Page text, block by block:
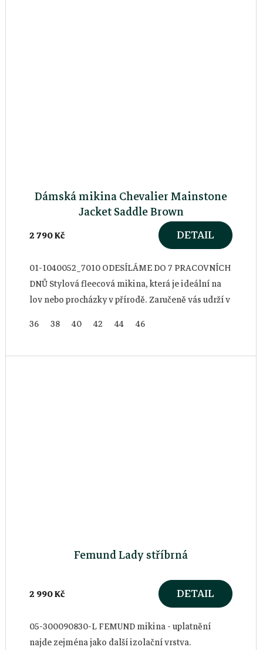
Dámská mikina Chevalier Mainstone
Jacket Saddle Brown
2 790 Kč DETAIL
01-1040052_7010 ODESÍLÁME DO 7 PRACOVNÍCH
DNŮ Stylová fleecová mikina, která je ideální na
lov nebo procházky v přírodě. Zaručeně vás udrží v
36 38 40 42 44 46
Femund Lady stříbrná
2 990 Kč DETAIL
05-300090830-L FEMUND mikina - uplatnění
najde zejména jako další izolační vrstva.